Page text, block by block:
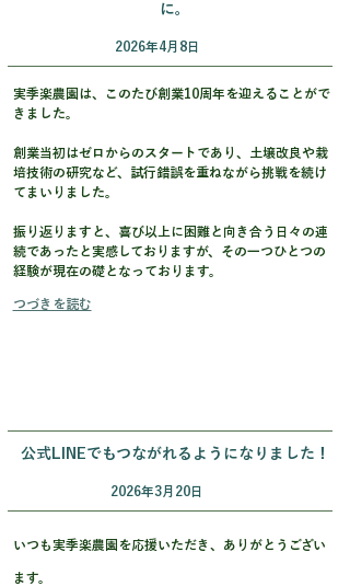
に。
2026年4月8日
実季楽農園は、このたび創業10周年を迎えることがで
きました。
創業当初はゼロからのスタートであり、土壌改良や栽
培技術の研究など、試行錯誤を重ねながら挑戦を続け
てまいりました。
振り返りますと、喜び以上に困難と向き合う日々の連
続であったと実感しておりますが、その一つひとつの
経験が現在の礎となっております。
つづきを読む
公式LINEでもつながれるようになりました！
2026年3月20日
いつも実季楽農園を応援いただき、ありがとうござい
ます。